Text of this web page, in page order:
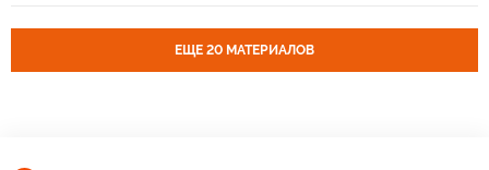
ЕЩЕ 20 МАТЕРИАЛОВ